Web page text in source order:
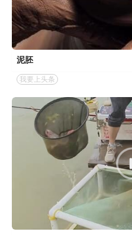
泥胚
我要上头条